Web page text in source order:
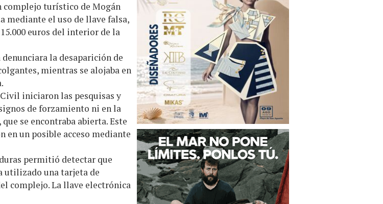
complejo turístico de Mogán
mediante el uso de llave falsa,
euros del interior de la
la desaparición de
mientras se alojaba en
iniciaron las pesquisas y
de forzamiento ni en la
se encontraba abierta. Este
en un posible acceso mediante
permitió detectar que
utilizado una tarjeta de
complejo. La llave electrónica